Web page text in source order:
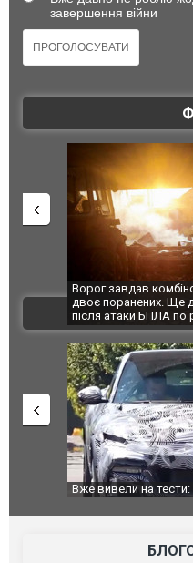
завершення війни
За 2000 кілометрів
Єкатеринбурзі після
склад Wildberries.
Вийшов трейлер